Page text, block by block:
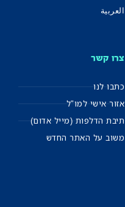
العربية
צרו קשר
כתבו לנו
אזור אישי למו"ל
תיבת הדלפות (מייל אדום)
משוב על האתר החדש